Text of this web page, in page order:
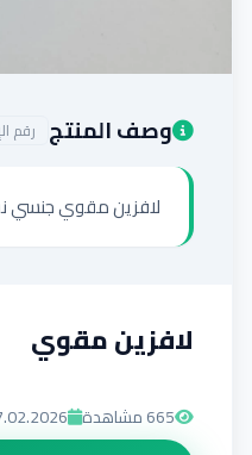
وصف المنتج رقم
لافزين مقوي جنسي
لافزين مقوي
665مشاهدة